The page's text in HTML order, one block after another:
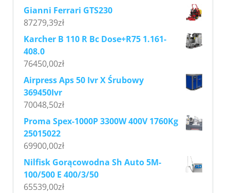
Gianni Ferrari GTS230
87279,39zł
Karcher B 110 R Bc Dose+R75 1.161-
408.0
76450,00zł
Airpress Aps 50 Ivr X Śrubowy
369450Ivr
70048,50zł
Proma Spex-1000P 3300W 400V 1760Kg
25015022
69900,00zł
Nilfisk Gorącowodna Sh Auto 5M-
100/500 E 400/3/50
65539,00zł